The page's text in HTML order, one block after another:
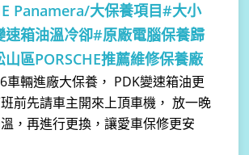
Panamera/大保養項目#大小
速箱油溫冷卻#原廠電腦保養歸
區PORSCHE推薦維修保養廠
車輛進廠大保養， PDK變速箱油更
前先請車主開來上頂車機， 放一晚
，再進行更換，讓愛車保修更安